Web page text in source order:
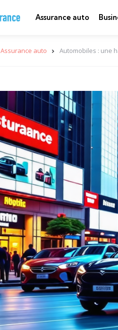
Assurance auto
Assurance auto Automobiles : une